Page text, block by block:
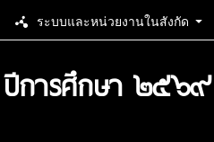
ระบบและหน่วยงานในสังกัด
ปีการศึกษา ๒๕๖